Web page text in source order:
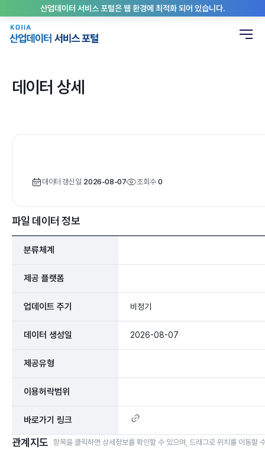
산업데이터 서비스 포털은 웹 환경에 최적화 되어 있습니다.
데이터 상세
데이터 갱신일 2026-08-07 조회수 0
파일 데이터 정보
분류체계
제공 플랫폼
업데이트 주기 비정기
데이터 생성일 2026-08-07
제공유형
이용허락범위
바로가기 링크
관계지도 항목을 클릭하면 상세정보를 확인할 수 있으며, 드래그로 위치를 이동할